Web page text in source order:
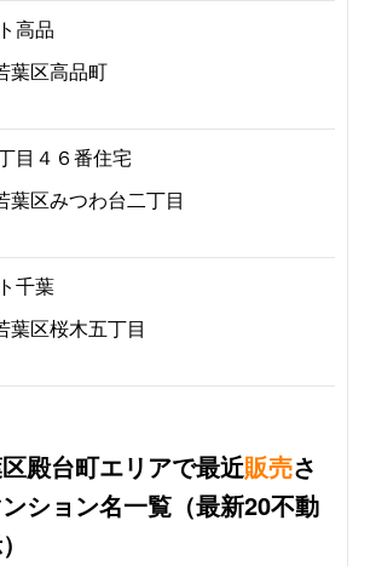
高品
葉区高品町
目４６番住宅
葉区みつわ台二丁目
千葉
葉区桜木五丁目
殿台町エリアで最近販売さ
ション名一覧（最新20不動